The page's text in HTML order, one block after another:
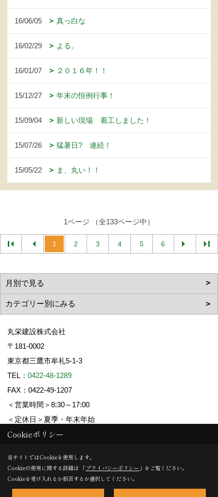
16/06/05 真っ白な
16/02/29 よる。
16/01/07 ２０１６年！！
15/12/27 年末の恒例行事！
15/09/04 新しい現場 着工しました！
15/07/26 猛暑日? 連続！
15/05/22 ま、丸い！！
1ページ （全133ページ中）
1 2 3 4 5 6
丸栄建設株式会社
〒181-0002
東京都三鷹市牟礼5-1-3
TEL： 0422-48-1289
FAX：0422-49-1207
＜営業時間＞8:30～17:00
＜定休日＞夏季・年末年始
Copyright (c) 丸栄建設. All Rights Reserved.
Produced byゴデスクリエイト
Cookieポリシー
当サイトではCookieを使用します。
Cookieの使用に関する詳細は 「プライバシーポリシー 」をご覧ください。
Cookieを受け入れるか拒否するか選択してください。